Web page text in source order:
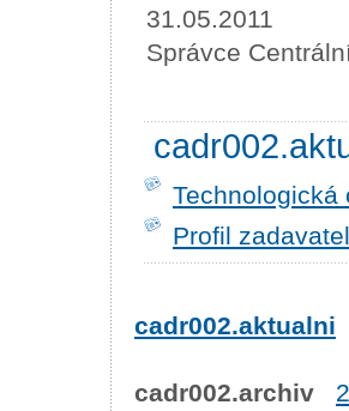
31.05.2011
Správce
Technologická
Profil
cadr002.aktualni
cadr002.archiv